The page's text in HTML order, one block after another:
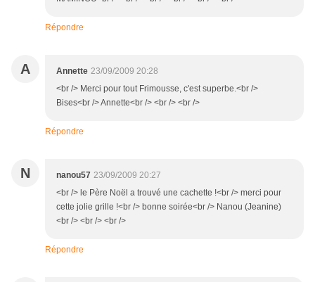
Répondre
A Annette 23/09/2009 20:28
<br /> Merci pour tout Frimousse, c'est superbe.<br />
Bises<br /> Annette<br /> <br /> <br />
Répondre
N nanou57 23/09/2009 20:27
<br /> le Père Noël a trouvé une cachette !<br /> merci pour
cette jolie grille !<br /> bonne soirée<br /> Nanou (Jeanine)
<br /> <br /> <br />
Répondre